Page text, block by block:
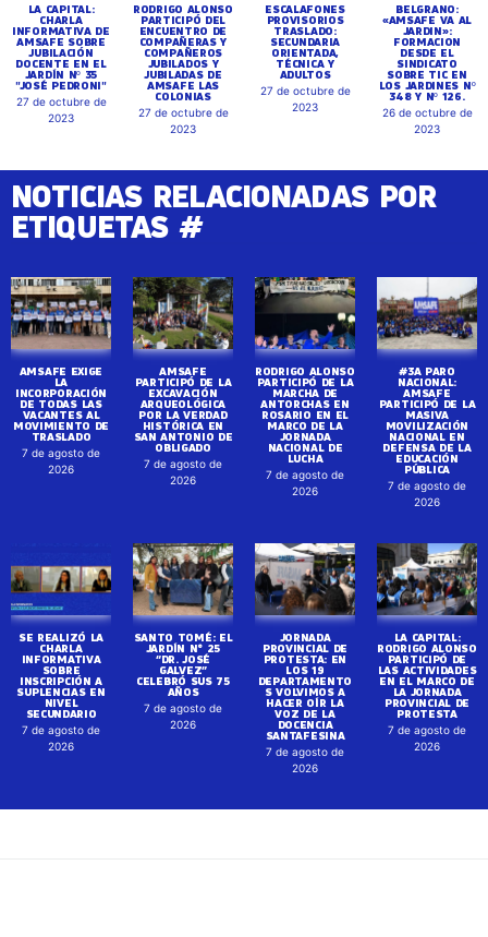
LA CAPITAL:
CHARLA
INFORMATIVA DE
AMSAFE SOBRE
JUBILACIÓN
DOCENTE EN EL
JARDÍN Nº 35
"JOSÉ PEDRONI"
27 de octubre de
2023
RODRIGO ALONSO
PARTICIPÓ DEL
ENCUENTRO DE
COMPAÑERAS Y
COMPAÑEROS
JUBILADOS Y
JUBILADAS DE
AMSAFE LAS
COLONIAS
27 de octubre de
2023
ESCALAFONES
PROVISORIOS
TRASLADO:
SECUNDARIA
ORIENTADA,
TÉCNICA Y
ADULTOS
27 de octubre de
2023
BELGRANO:
«AMSAFE VA AL
JARDIN»:
FORMACION
DESDE EL
SINDICATO
SOBRE TIC EN
LOS JARDINES Nº
348 Y Nº 126.
26 de octubre de
2023
NOTICIAS RELACIONADAS POR
ETIQUETAS #
AMSAFE EXIGE
LA
INCORPORACIÓN
DE TODAS LAS
VACANTES AL
MOVIMIENTO DE
TRASLADO
7 de agosto de
2026
AMSAFE
PARTICIPÓ DE LA
EXCAVACIÓN
ARQUEOLÓGICA
POR LA VERDAD
HISTÓRICA EN
SAN ANTONIO DE
OBLIGADO
7 de agosto de
2026
RODRIGO ALONSO
PARTICIPÓ DE LA
MARCHA DE
ANTORCHAS EN
ROSARIO EN EL
MARCO DE LA
JORNADA
NACIONAL DE
LUCHA
7 de agosto de
2026
#3A PARO
NACIONAL:
AMSAFE
PARTICIPÓ DE LA
MASIVA
MOVILIZACIÓN
NACIONAL EN
DEFENSA DE LA
EDUCACIÓN
PÚBLICA
7 de agosto de
2026
SE REALIZÓ LA
CHARLA
INFORMATIVA
SOBRE
INSCRIPCIÓN A
SUPLENCIAS EN
NIVEL
SECUNDARIO
7 de agosto de
2026
SANTO TOMÉ: EL
JARDÍN N° 25
“DR. JOSÉ
GALVEZ”
CELEBRÓ SUS 75
AÑOS
7 de agosto de
2026
JORNADA
PROVINCIAL DE
PROTESTA: EN
LOS 19
DEPARTAMENTO
S VOLVIMOS A
HACER OÍR LA
VOZ DE LA
DOCENCIA
SANTAFESINA
7 de agosto de
2026
LA CAPITAL:
RODRIGO ALONSO
PARTICIPÓ DE
LAS ACTIVIDADES
EN EL MARCO DE
LA JORNADA
PROVINCIAL DE
PROTESTA
7 de agosto de
2026